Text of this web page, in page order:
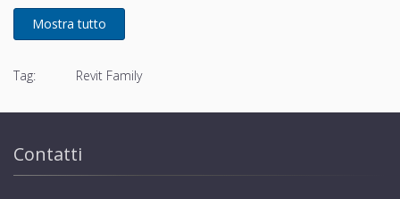
Tag: Revit Family
Contatti